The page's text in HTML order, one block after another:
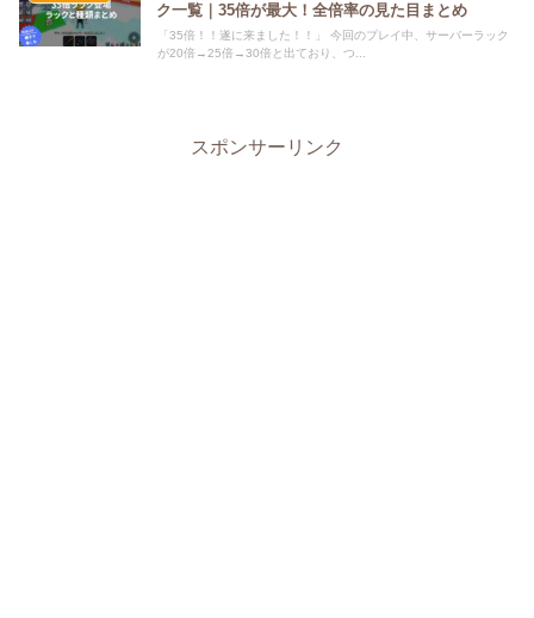
ク一覧｜35倍が最大！全倍率の見た目まとめ
「35倍！！遂に来ました！！」 今回のプレイ中、サーバーラック
が20倍→25倍→30倍と出ており、つ...
スポンサーリンク